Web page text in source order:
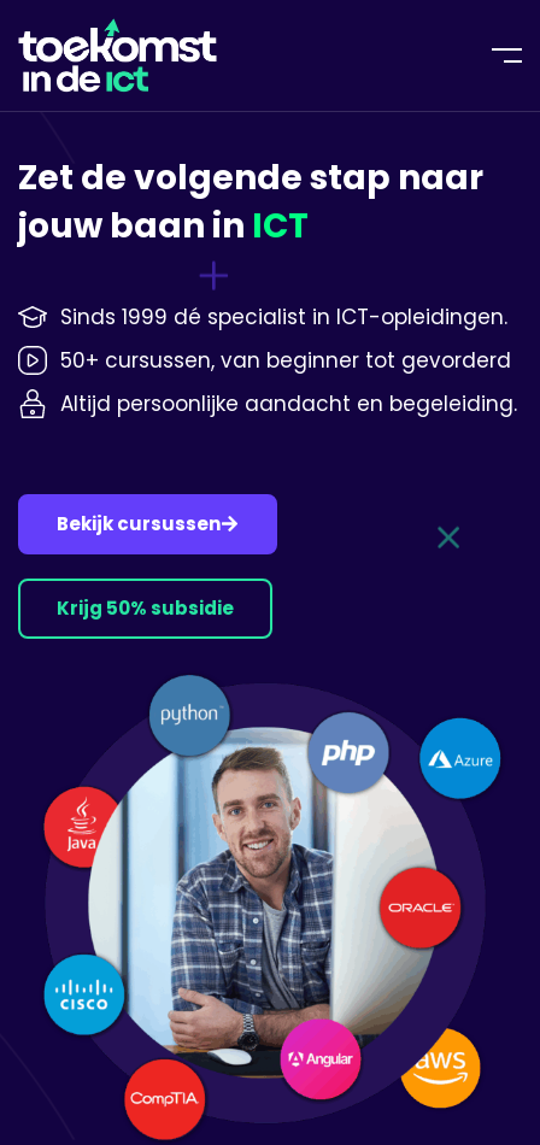
Zet de volgende stap naar
jouw baan in ICT
Sinds 1999 dé specialist in ICT-opleidingen.
50+ cursussen, van beginner tot gevorderd
Altijd persoonlijke aandacht en begeleiding.
Bekijk cursussen
Krijg 50% subsidie